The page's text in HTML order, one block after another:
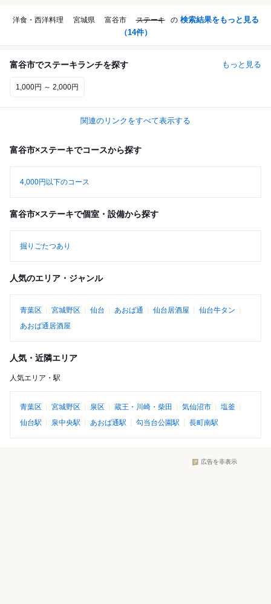
洋食・西洋料理 宮城県 富谷市 ステーキ の 検索結果をもっと見る
（14件）
富谷市でステーキランチを探す もっと見る
1,000円 ～ 2,000円
関連のリンクをすべて表示する
富谷市×ステーキでコースから探す
4,000円以下のコース
富谷市×ステーキで個室・設備から探す
掘りごたつあり
人気のエリア・ジャンル
青葉区 宮城野区 仙台 あおば通 仙台居酒屋
仙台牛タン
あおば通居酒屋
人気・近隣エリア
人気エリア・駅
青葉区 宮城野区 泉区 蔵王・川崎・柴田 気仙沼市
塩釜
仙台駅
泉中央駅 あおば通駅 勾当台公園駅 長町南駅
広告を非表示